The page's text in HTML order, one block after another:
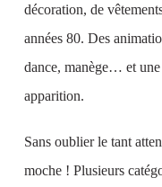
décoration, de
années 80. Des
dance, manège… et
apparition.
Sans oublier le tant
moche ! Plusieurs